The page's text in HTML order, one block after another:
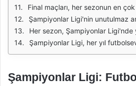
Final maçları, her sezonun en çok beklenen karşılaşmaları arasında yer almaktadır. İki takımın karşı karşıya geldiği bu anlar, futbolun en yüksek seviyede sergilendiği anlardan biridir. Şampiyonlar Ligi kupası için mücadele eden takımlar, tarihlerini değiştirmek ve Avrupa'nın en büyüğü olmak için sahaya çıkar. Bu
Şampiyonlar Ligi'nin unutulmaz anları arasında, özellikle büyük takımların birbirleriyle oynadığı maçlar büyük bir yer tutar. Barcelona ve Manchester United arasındaki final, bu tür anların en güzel örneklerindendir. Bu maçta Lionel Messi’nin muhteşem performansı, futbolseverlerin hafızalarına kazınmıştır. Öte yandan, Chelsea’nin Bayern
Her sezon, Şampiyonlar Ligi'nde yeni hikayeler yazılmakta ve unutulmaz anlar yaşanmaktadır. Genç yeteneklerin sahne aldığı, deneyimli oyuncuların ise kariyerlerini taçlandırdığı bu arenada, her maçta yeni bir heyecan yaşanmaktadır. Takımların zorluklarla dolu yolda
Şampiyonlar Ligi, her yıl futbolseverlere unutulmaz anlar yaşatmakta ve tarihe geçecek karşılaşmalara ev sahipliği yapmaktadır. Takımların gösterdiği performanslar, futbolun güzelliğini ortaya koyarken, taraftarların coşkusu ise bu deneyimi daha da özel kılmaktadır. Her
Şampiyonlar Ligi: